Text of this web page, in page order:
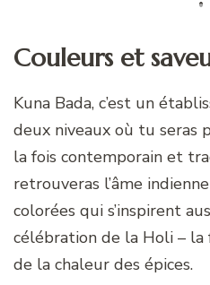
Couleurs et
Kuna Bada, c’est un
deux niveaux où tu seras
la fois contemporain et
retrouveras l’âme
colorées qui s’inspirent
célébration de la Holi –
de la chaleur des épices.